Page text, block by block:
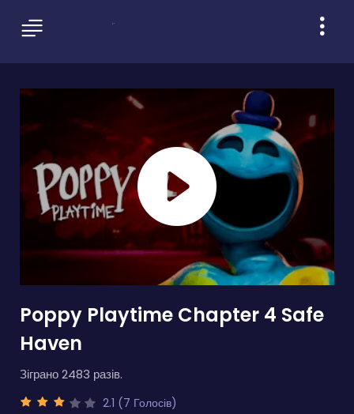
Poppy Playtime Chapter 4 Safe
Haven
Зіграно 2483 разів.
2.1 (7 Голосів)